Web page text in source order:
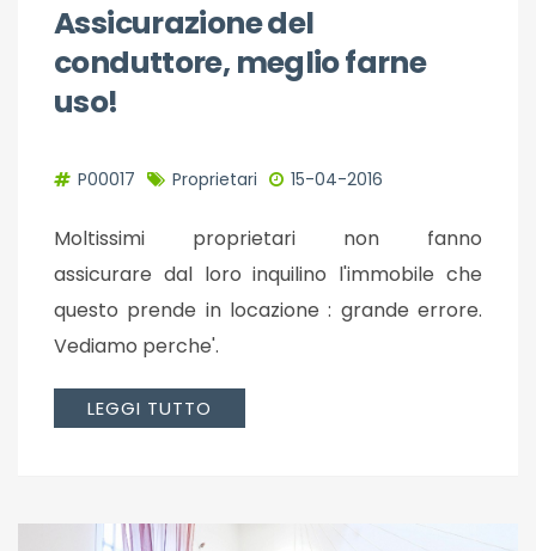
Assicurazione del
conduttore, meglio farne
uso!
P00017 Proprietari 15-04-2016
Moltissimi proprietari non fanno
assicurare dal loro inquilino l'immobile che
questo prende in locazione : grande errore.
Vediamo perche'.
LEGGI TUTTO